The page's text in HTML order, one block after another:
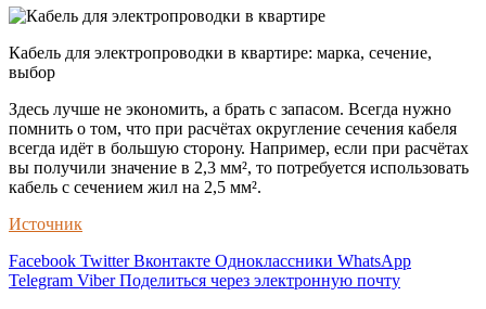
Кабель для электропроводки в квартире: марка, сечение,
выбор
Здесь лучше не экономить, а брать с запасом. Всегда нужно
помнить о том, что при расчётах округление сечения кабеля
всегда идёт в большую сторону. Например, если при расчётах
вы получили значение в 2,3 мм², то потребуется использовать
кабель с сечением жил на 2,5 мм².
Источник
Facebook Twitter Вконтакте Одноклассники WhatsApp
Telegram Viber Поделиться через электронную почту